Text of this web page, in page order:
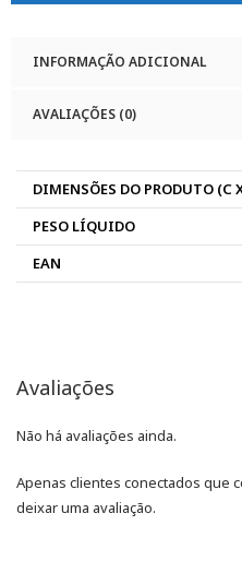
INFORMAÇÃO ADICIONAL
AVALIAÇÕES (0)
DIMENSÕES DO PRODUTO (C
PESO LÍQUIDO
EAN
Avaliações
Não há avaliações ainda.
Apenas clientes conectados que
deixar uma avaliação.